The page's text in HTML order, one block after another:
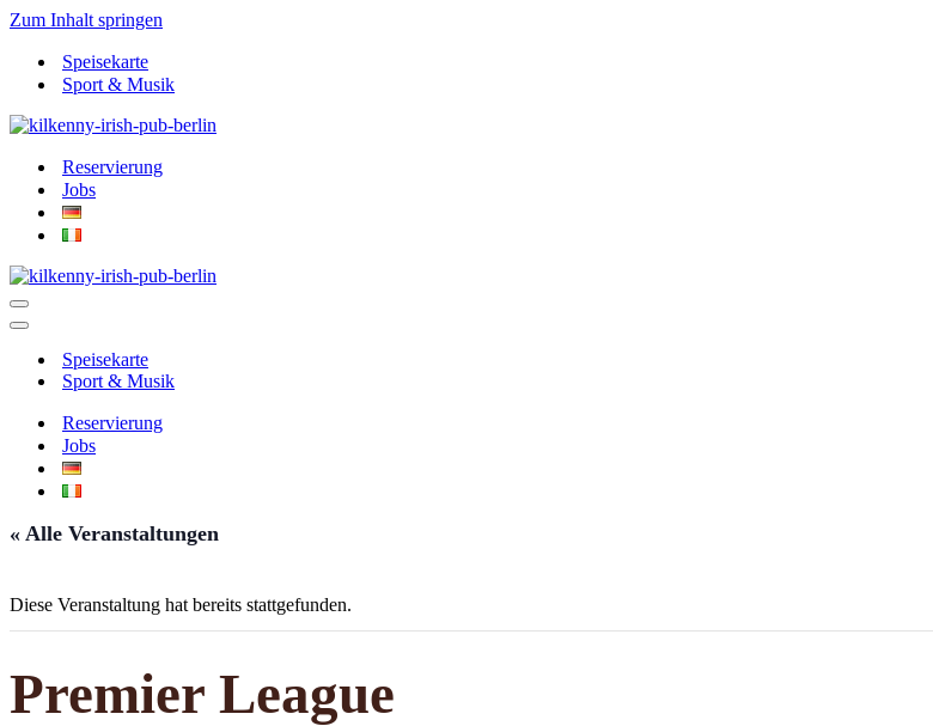
Zum Inhalt springen
Speisekarte
Sport & Musik
Reservierung
Jobs
Navigationsmenü
Navigationsmenü
Speisekarte
Sport & Musik
Reservierung
Jobs
« Alle Veranstaltungen
Diese Veranstaltung hat bereits stattgefunden.
Premier League